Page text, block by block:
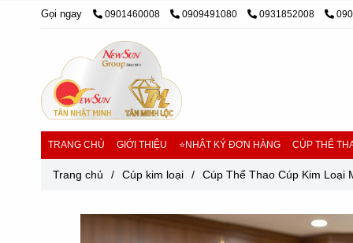
Gọi ngay 0901460008 0909491080 0931852008
TRANG CHỦ GIỚI THIỆU ⭐NHẬT KÝ ĐƠN HÀNG CÚP THỂ
Trang chủ / Cúp kim loại / Cúp Thể Thao Cúp Kim Loại